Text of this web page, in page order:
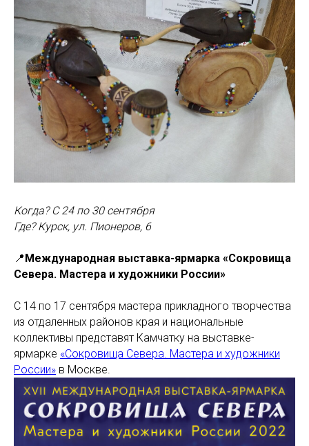
Когда? С 24 по 30 сентября
Где? Курск, ул. Пионеров, 6
📍Международная выставка-ярмарка «Сокровища
Севера. Мастера и художники России»
С 14 по 17 сентября мастера прикладного творчества
из отдаленных районов края и национальные
коллективы представят Камчатку на выставке-
ярмарке «Сокровища Севера. Мастера и художники
России» в Москве.